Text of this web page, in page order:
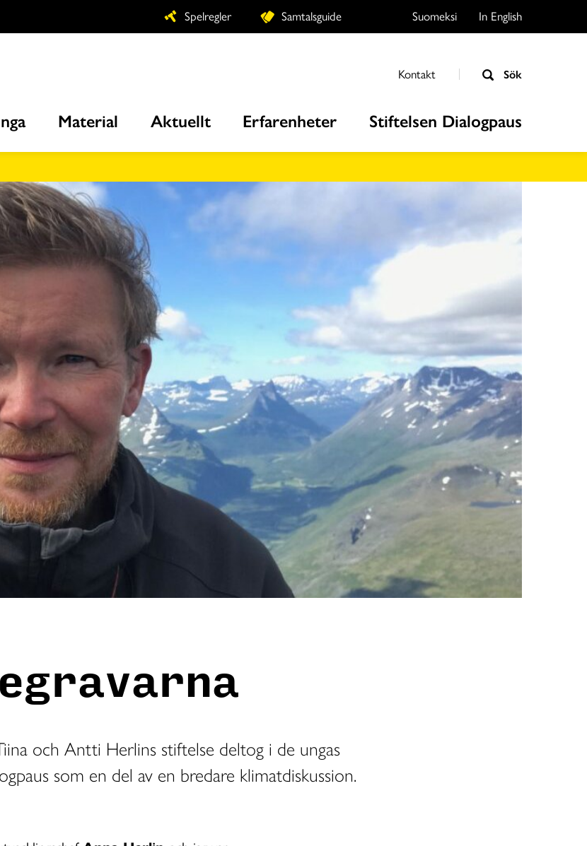
Spelregler Samtalsguide Suomeksi In English
Kontakt Sök
Material Aktuellt Erfarenheter Stiftelsen Dialogpaus
och Antti Herlins stiftelse deltog i de ungas
som en del av en bredare klimatdiskussion.